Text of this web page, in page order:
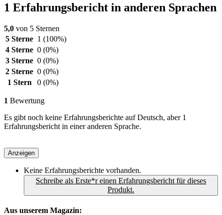
1 Erfahrungsbericht in anderen Sprachen
5,0 von 5 Sternen
5 Sterne 1 (100%)
4 Sterne 0 (0%)
3 Sterne 0 (0%)
2 Sterne 0 (0%)
1 Stern
0 (0%)
1 Bewertung
Es gibt noch keine Erfahrungsberichte auf Deutsch, aber 1
Erfahrungsbericht in einer anderen Sprache.
Anzeigen
Keine Erfahrungsberichte vorhanden.
Schreibe als Erste*r einen Erfahrungsbericht für dieses
Produkt.
Aus unserem Magazin: